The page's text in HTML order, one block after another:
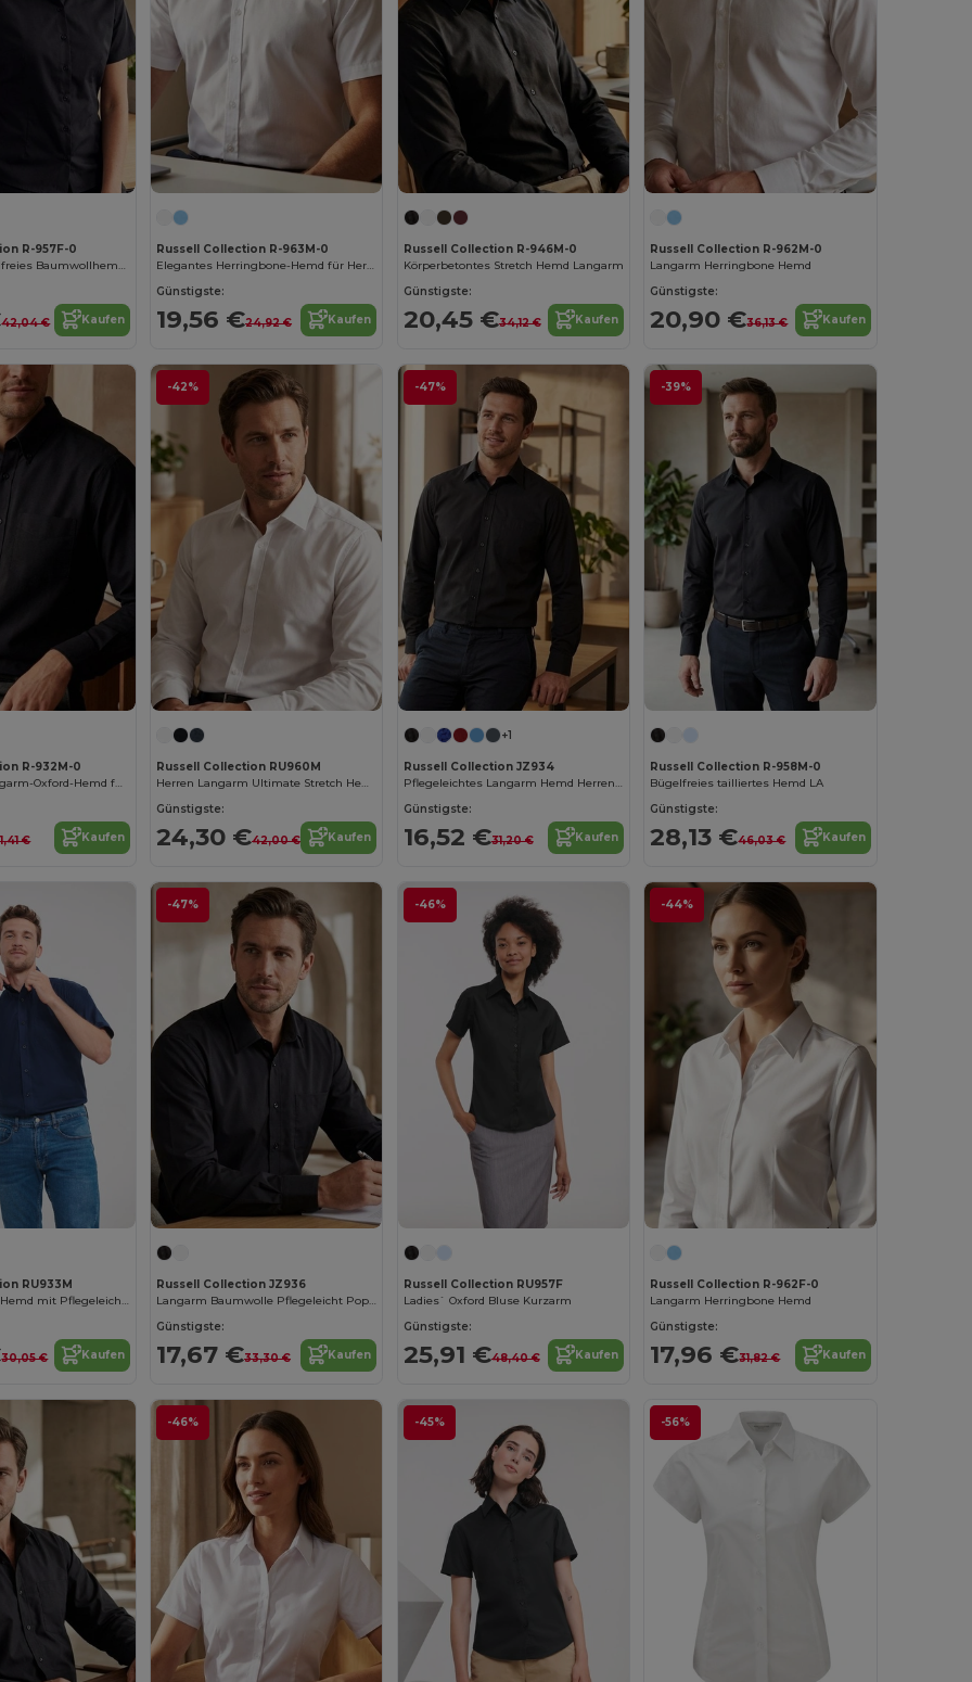
R-957F-0
Elegantes Bügelfreies Baumwollhemd für Herren
42,04 € Kaufen
Russell Collection R-963M-0
Elegantes Herringbone-Hemd für Herren
Günstigste:
19,56 €24,92 € Kaufen
Russell Collection R-946M-0
Körperbetontes Stretch Hemd Langarm
Günstigste:
20,45 €34,12 € Kaufen
Russell Collection R-962M-0
Langarm Herringbone Hemd
Günstigste:
20,90 €36,13 € Kaufen
R-932M-0
Klassisches Langarm-Oxford-Hemd für Herren
€ Kaufen
-42%
Russell Collection RU960M
Herren Langarm Ultimate Stretch Hemd
Günstigste:
24,30 €42,00 € Kaufen
-47%
+1
Russell Collection JZ934
Pflegeleichtes Langarm Hemd Herren Poplin
Günstigste:
16,52 €31,20 € Kaufen
-39%
Russell Collection R-958M-0
Bügelfreies tailliertes Hemd LA
Günstigste:
28,13 €46,03 € Kaufen
RU933M
Kurzarm Oxford Hemd mit Pflegeleichtem Komfort
30,05 € Kaufen
-47%
Russell Collection JZ936
Langarm Baumwolle Pflegeleicht Poplin Hemd
Günstigste:
17,67 €33,30 € Kaufen
-46%
Russell Collection RU957F
Ladies` Oxford Bluse Kurzarm
Günstigste:
25,91 €48,40 € Kaufen
-44%
Russell Collection R-962F-0
Langarm Herringbone Hemd
Günstigste:
17,96 €31,82 € Kaufen
-46% -45% -56%